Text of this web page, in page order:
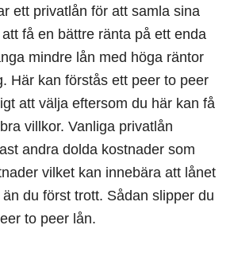
ett privatlån för att samla sina
få en bättre ränta på ett enda
mindre lån med höga räntor
Här kan förstås ett peer to peer
att välja eftersom du här kan få
villkor. Vanliga privatlån
andra dolda kostnader som
vilket kan innebära att lånet
du först trott. Sådan slipper du
to peer lån.